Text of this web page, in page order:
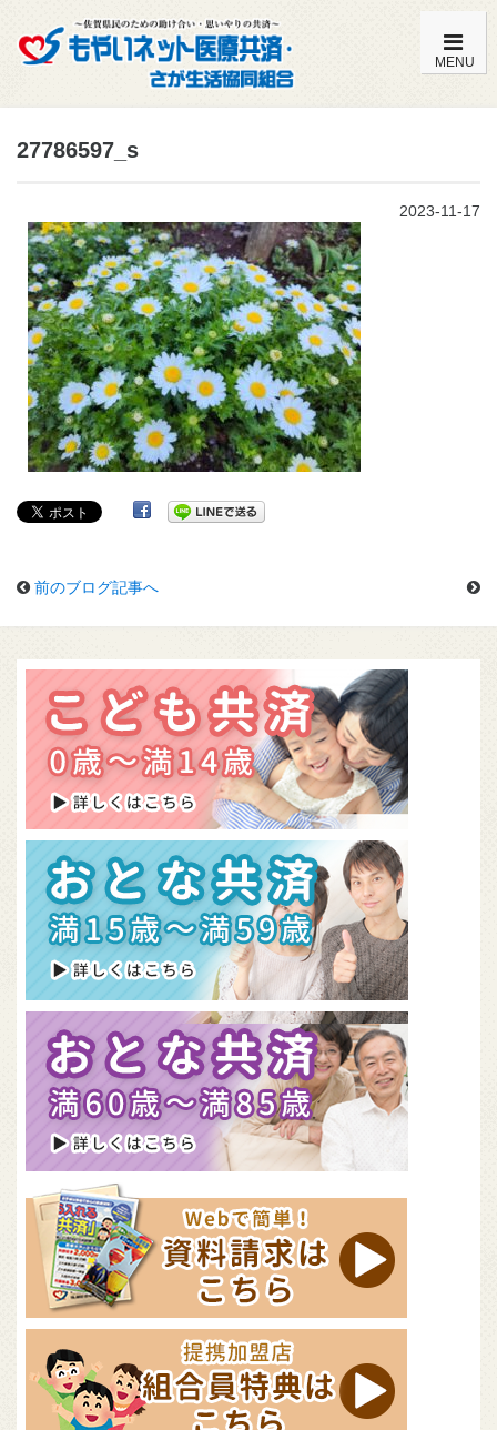
MENU
こども共済（0歳～満14歳）
おとな共済（満15歳～満59歳）
おとな共済（満60歳～満85歳）
よくある質問
組合員特典
組合概要
27786597_s
2023-11-17
前のブログ記事へ